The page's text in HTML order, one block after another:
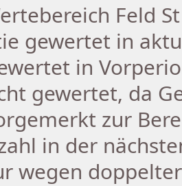
Feld
gewertet in
in
gewertet, da
zur
in der
wegen